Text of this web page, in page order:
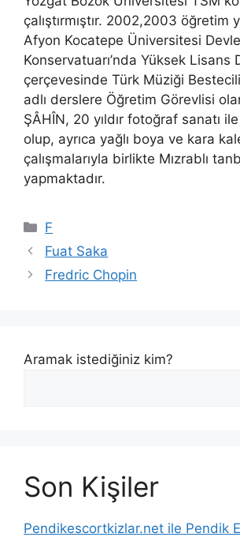
çalıştırmıştır. 2002,2003 öğretim
Afyon Kocatepe Üniversitesi
Konservatuarı’nda Yüksek Lisans
çerçevesinde Türk Müziği
adlı derslere Öğretim Görevlisi
ŞÂHÎN, 20 yıldır fotoğraf sanatı
olup, ayrıca yağlı boya ve kara
çalışmalarıyla birlikte Mızrablı
yapmaktadır.
Kategoriler
F
Fuat Saka
Fredric Chopin
Aramak istediğiniz kim?
Son Kişiler
Pendikescortkizlar.net ile Pendik